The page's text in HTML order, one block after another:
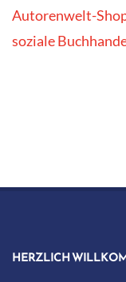
Autorenwelt-
soziale
HERZLICH